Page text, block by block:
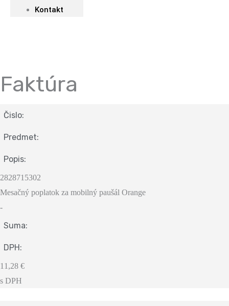
Kontakt
Faktúra
Čislo:
Predmet:
Popis:
2828715302
Mesačný poplatok za mobilný paušál Orange
-
Suma:
DPH:
11,28 €
s DPH